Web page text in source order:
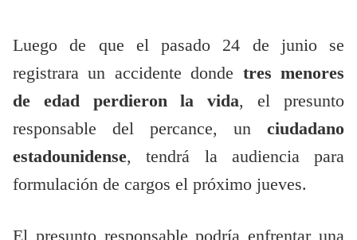
Luego de que el pasado 24 de junio se
registrara un accidente donde tres menores
de edad perdieron la vida, el presunto
responsable del percance, un ciudadano
estadounidense, tendrá la audiencia para
formulación de cargos el próximo jueves.